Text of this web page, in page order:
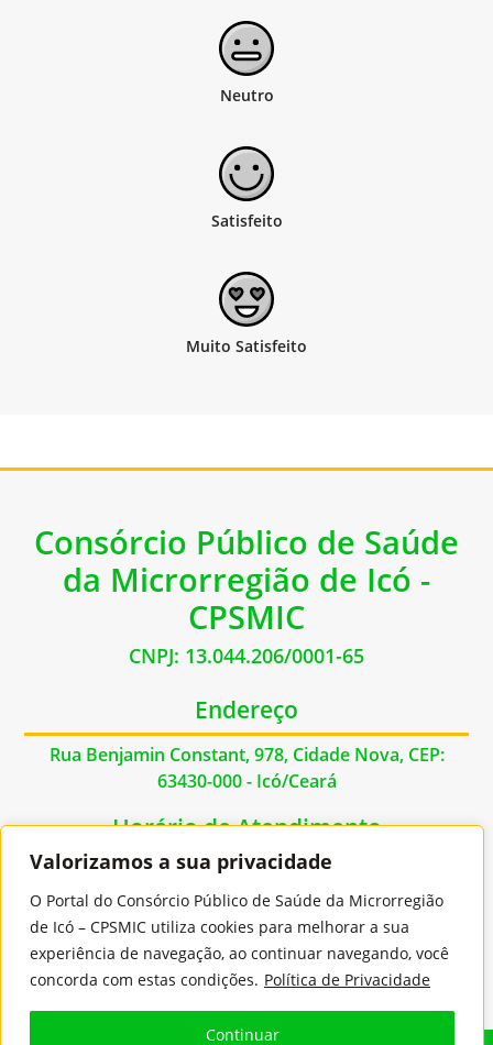
Valorizamos a sua privacidade
O Portal do Consórcio Público de Saúde da Microrregião
de Icó – CPSMIC utiliza cookies para melhorar a sua
experiência de navegação, ao continuar navegando, você
concorda com estas condições. Política de Privacidade
Continuar
Consórcio Público de Saúde
da Microrregião de Icó -
CPSMIC
CNPJ: 13.044.206/0001-65
Endereço
Rua Benjamin Constant, 978, Cidade Nova, CEP:
63430-000 - Icó/Ceará
Horário de Atendimento
De Segunda à Sexta das 07:00hs às 17:00hs
Contato
E-mail: contato@cpsmic.ce.gov.br